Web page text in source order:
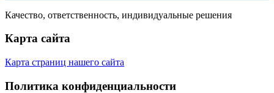
Качество, ответственность, индивидуальные решения
Карта сайта
Карта страниц нашего сайта
Политика конфиденциальности